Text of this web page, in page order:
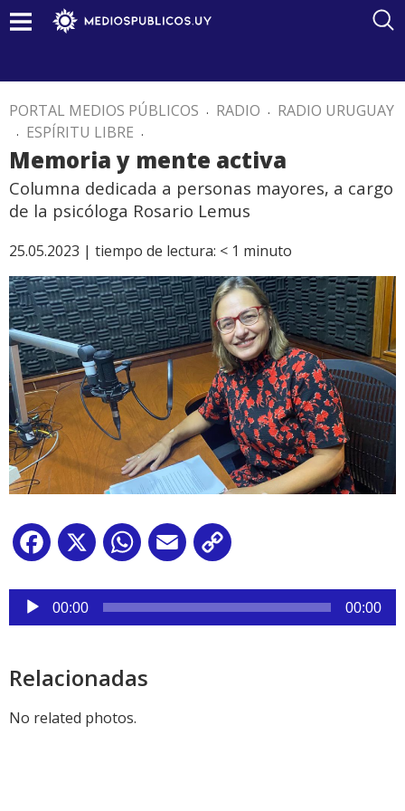
PORTAL MEDIOS PÚBLICOS . RADIO . RADIO URUGUAY
. ESPÍRITU LIBRE .
Memoria y mente activa
Columna dedicada a personas mayores, a cargo
de la psicóloga Rosario Lemus
25.05.2023 | tiempo de lectura: < 1 minuto
Facebook
X WhatsApp
Email
Reproductor
audio
00:00 00:00
Relacionadas
No related photos.